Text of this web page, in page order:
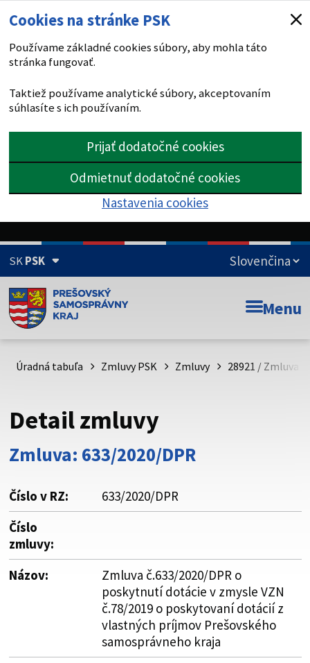
Cookies na stránke PSK
Používame základné cookies súbory, aby mohla táto
stránka fungovať.
Taktiež používame analytické súbory, akceptovaním
súhlasíte s ich používaním.
Prijať dodatočné cookies
Odmietnuť dodatočné cookies
Nastavenia cookies
SKPSK
Doména psk.sk je oficiálna
Toto je oficiálna webová stránka Prešovského
psk.sk.
Buďte pozorní a vždy sa uistite, že zdieľate informácie iba
cez zabezpečenú webovú stránku. Zabezpečená stránka
vždy začína https:// pred názvom domény webového sídla.
Menu
Úradná tabuľa Zmluvy PSK Zmluvy 28921 / Zmluva
Detail zmluvy
Zmluva: 633/2020/DPR
Číslo v RZ:
633/2020/DPR
Číslo
zmluvy:
Názov:
Zmluva č.633/2020/DPR o
poskytnutí dotácie v zmysle VZN
č.78/2019 o poskytovaní dotácií z
vlastných príjmov Prešovského
samosprávneho kraja